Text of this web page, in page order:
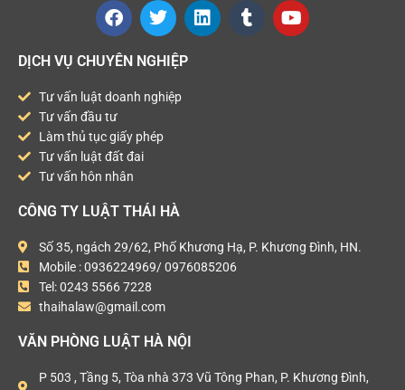
DỊCH VỤ CHUYÊN NGHIỆP
Tư vấn luật doanh nghiệp
Tư vấn đầu tư
Làm thủ tục giấy phép
Tư vấn luật đất đai
Tư vấn hôn nhân
CÔNG TY LUẬT THÁI HÀ
Số 35, ngách 29/62, Phố Khương Hạ, P. Khương Đình, HN.
Mobile : 0936224969/ 0976085206
Tel: 0243 5566 7228
thaihalaw@gmail.com
VĂN PHÒNG LUẬT HÀ NỘI
P 503 , Tầng 5, Tòa nhà 373 Vũ Tông Phan, P. Khương Đình,